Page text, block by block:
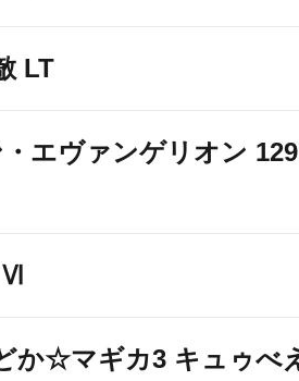
LT
エヴァンゲリオン 129
か☆マギカ3 キュゥべ